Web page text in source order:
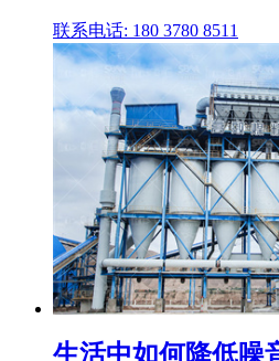
联系电话: 180 3780 8511
生活中如何降低噪